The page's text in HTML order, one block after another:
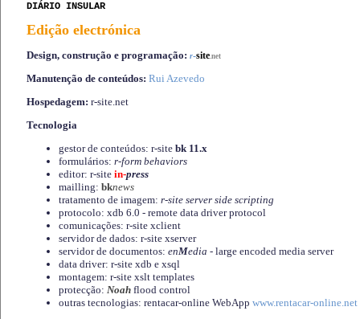
DIÁRIO INSULAR
Edição electrónica
Design, construção e programação: r-site.net
Manutenção de conteúdos: Rui Azevedo
Hospedagem: r-site.net
Tecnologia
gestor de conteúdos: r-site bk 11.x
formulários: r-form behaviors
editor: r-site in-press
mailling: bknews
tratamento de imagem: r-site server side scripting
protocolo: xdb 6.0 - remote data driver protocol
comunicações: r-site xclient
servidor de dados: r-site xserver
servidor de documentos: enMedia - large encoded media server
data driver: r-site xdb e xsql
montagem: r-site xslt templates
protecção: Noah flood control
outras tecnologias: rentacar-online WebApp www.rentacar-online.net